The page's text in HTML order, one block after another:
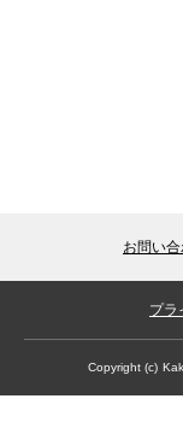
お問い
プラ
Copyright (c)